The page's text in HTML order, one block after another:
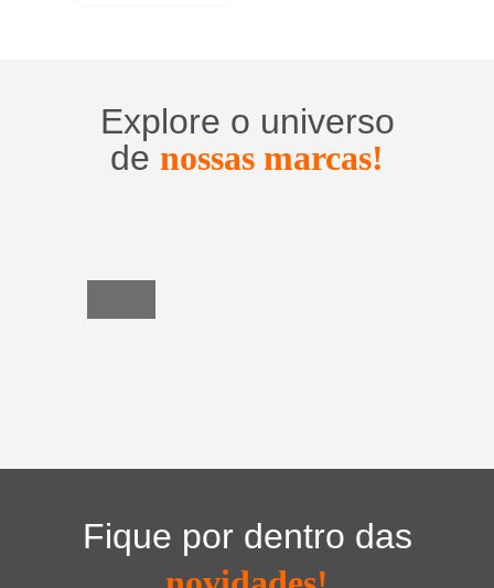
Explore o universo
de nossas marcas!
Fique por dentro das